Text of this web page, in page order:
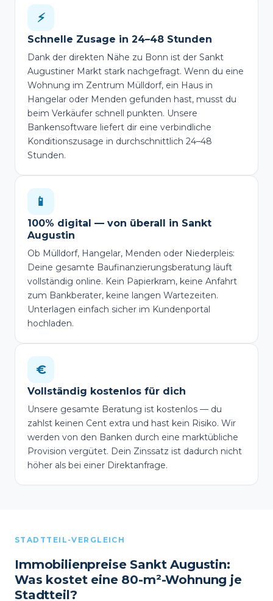
⚡
Schnelle Zusage in 24–48 Stunden
Dank der direkten Nähe zu Bonn ist der Sankt
Augustiner Markt stark nachgefragt. Wenn du eine
Wohnung im Zentrum Mülldorf, ein Haus in
Hangelar oder Menden gefunden hast, musst du
beim Verkäufer schnell punkten. Unsere
Bankensoftware liefert dir eine verbindliche
Konditionszusage in durchschnittlich 24–48
Stunden.
📱
100% digital — von überall in Sankt
Augustin
Ob Mülldorf, Hangelar, Menden oder Niederpleis:
Deine gesamte Baufinanzierungsberatung läuft
vollständig online. Kein Papierkram, keine Anfahrt
zum Bankberater, keine langen Wartezeiten.
Unterlagen einfach sicher im Kundenportal
hochladen.
€
Vollständig kostenlos für dich
Unsere gesamte Beratung ist kostenlos — du
zahlst keinen Cent extra und hast kein Risiko. Wir
werden von den Banken durch eine marktübliche
Provision vergütet. Dein Zinssatz ist dadurch nicht
höher als bei einer Direktanfrage.
STADTTEIL-VERGLEICH
Immobilienpreise Sankt Augustin:
Was kostet eine 80-m²-Wohnung je
Stadtteil?